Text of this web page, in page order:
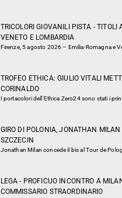
TRICOLORI GIOVANILI PISTA - TITOLI
VENETO E LOMBARDIA
Firenze, 5 agosto 2026 – Emilia-Romagna e
TROFEO ETHICA: GIULIO VITALI
CORINALDO
I portacolori dell'Ethica Zero24 sono stati i
GIRO DI POLONIA, JONATHAN
SZCZECIN
Jonathan Milan concede il bis al Tour de
LEGA - PROFICUO INCONTRO A
COMMISSARIO STRAORDINARIO